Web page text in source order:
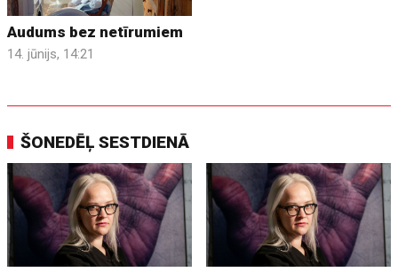
Audums bez netīrumiem
14. jūnijs, 14:21
ŠONEDĒĻ SESTDIENĀ